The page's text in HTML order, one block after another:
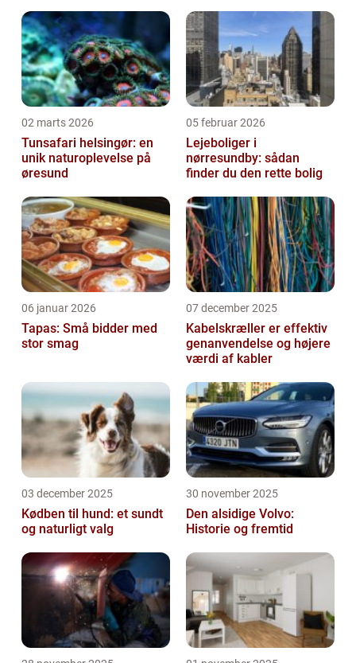
02 marts 2026
Tunsafari helsingør: en
unik naturoplevelse på
øresund
05 februar 2026
Lejeboliger i
nørresundby: sådan
finder du den rette bolig
06 januar 2026
Tapas: Små bidder med
stor smag
07 december 2025
Kabelskræller er effektiv
genanvendelse og højere
værdi af kabler
03 december 2025
Kødben til hund: et sundt
og naturligt valg
30 november 2025
Den alsidige Volvo:
Historie og fremtid